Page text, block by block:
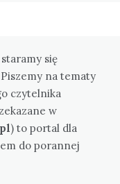
się
na tematy
czytelnika
w
) to portal dla
do porannej